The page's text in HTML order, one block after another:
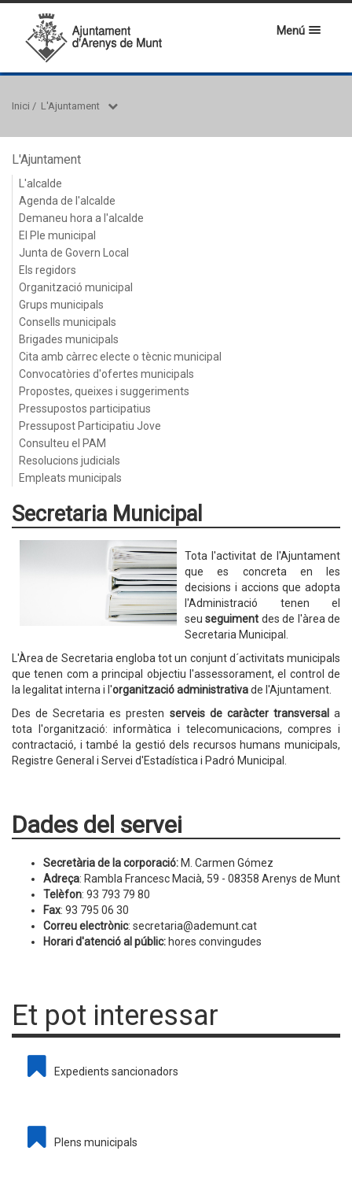
Menú
Inici / L'Ajuntament
L'Ajuntament
L'alcalde
Agenda de l'alcalde
Demaneu hora a l'alcalde
El Ple municipal
Junta de Govern Local
Els regidors
Organització municipal
Grups municipals
Consells municipals
Brigades municipals
Cita amb càrrec electe o tècnic municipal
Convocatòries d'ofertes municipals
Propostes, queixes i suggeriments
Pressupostos participatius
Pressupost Participatiu Jove
Consulteu el PAM
Resolucions judicials
Empleats municipals
Secretaria Municipal
Tota l'activitat de l'Ajuntament
que es concreta en les
decisions i accions que adopta
l'Administració tenen el
seuseguiment des de l'àrea de
Secretaria Municipal.
L'Àrea de Secretaria engloba tot un conjunt d´activitats municipals
que tenen com a principal objectiu l'assessorament, el control de
la legalitat interna i l'organització administrativade l'Ajuntament.
Des de Secretaria es presten serveis de caràcter transversal a
tota l'organització: informàtica i telecomunicacions, compres i
contractació, i també la gestió dels recursos humans municipals,
Registre General i Servei d'Estadística i Padró Municipal.
Dades del servei
Secretària de la corporació: M. Carmen Gómez
Adreça: Rambla Francesc Macià, 59 - 08358 Arenys de Munt
Telèfon: 93 793 79 80
Fax: 93 795 06 30
Correu electrònic: secretaria@ademunt.cat
Horari d'atenció al públic: hores convingudes
Et pot interessar
Expedients sancionadors
Plens municipals